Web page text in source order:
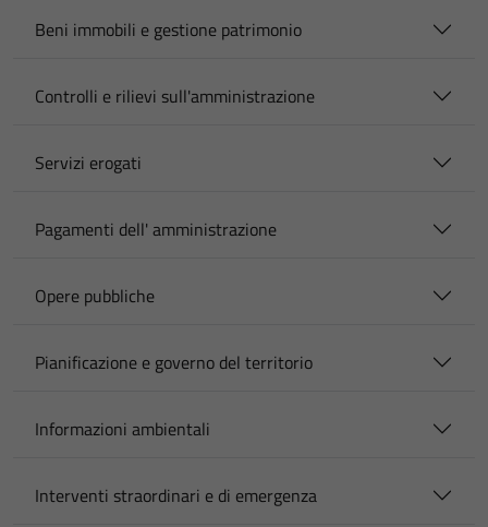
Beni immobili e gestione patrimonio
Controlli e rilievi sull'amministrazione
Servizi erogati
Pagamenti dell' amministrazione
Opere pubbliche
Pianificazione e governo del territorio
Informazioni ambientali
Interventi straordinari e di emergenza